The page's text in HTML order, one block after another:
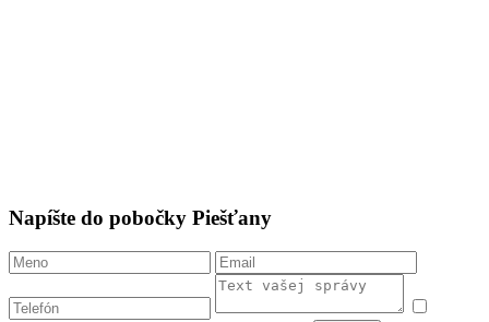
Napíšte do pobočky Piešťany